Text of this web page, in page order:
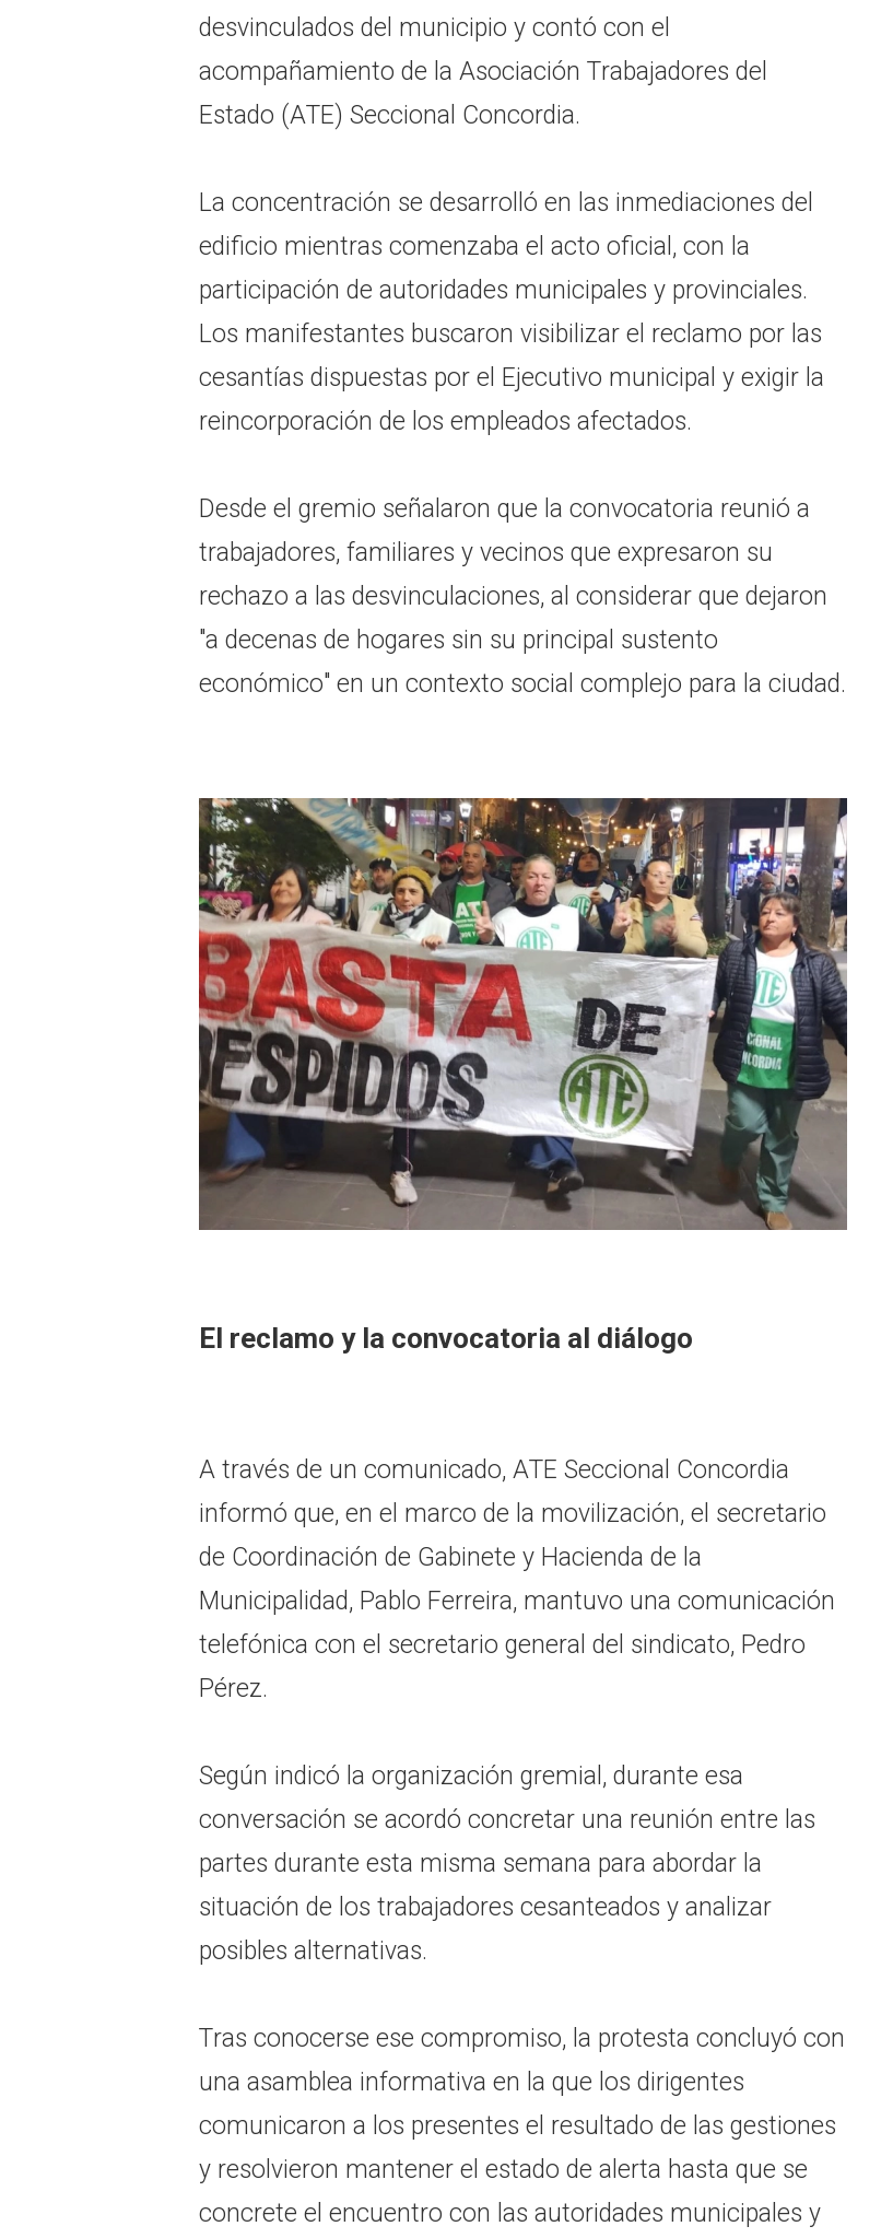
desvinculados del municipio y contó con el
acompañamiento de la Asociación Trabajadores del
Estado (ATE) Seccional Concordia.
La concentración se desarrolló en las inmediaciones del
edificio mientras comenzaba el acto oficial, con la
participación de autoridades municipales y provinciales.
Los manifestantes buscaron visibilizar el reclamo por las
cesantías dispuestas por el Ejecutivo municipal y exigir la
reincorporación de los empleados afectados.
Desde el gremio señalaron que la convocatoria reunió a
trabajadores, familiares y vecinos que expresaron su
rechazo a las desvinculaciones, al considerar que dejaron
"a decenas de hogares sin su principal sustento
económico" en un contexto social complejo para la ciudad.
El reclamo y la convocatoria al diálogo
A través de un comunicado, ATE Seccional Concordia
informó que, en el marco de la movilización, el secretario
de Coordinación de Gabinete y Hacienda de la
Municipalidad, Pablo Ferreira, mantuvo una comunicación
telefónica con el secretario general del sindicato, Pedro
Pérez.
Según indicó la organización gremial, durante esa
conversación se acordó concretar una reunión entre las
partes durante esta misma semana para abordar la
situación de los trabajadores cesanteados y analizar
posibles alternativas.
Tras conocerse ese compromiso, la protesta concluyó con
una asamblea informativa en la que los dirigentes
comunicaron a los presentes el resultado de las gestiones
y resolvieron mantener el estado de alerta hasta que se
concrete el encuentro con las autoridades municipales y